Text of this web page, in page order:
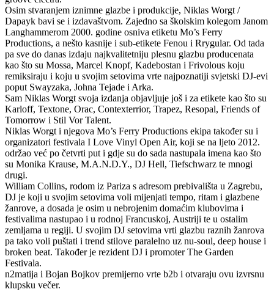
Osim stvaranjem iznimne glazbe i produkcije, Niklas Worgt /
Dapayk bavi se i izdavaštvom. Zajedno sa školskim kolegom Janom
Langhammerom 2000. godine osniva etiketu Mo’s Ferry
Productions, a nešto kasnije i sub-etikete Fenou i Rrygular. Od tada
pa sve do danas izdaju najkvalitetniju plesnu glazbu producenata
kao što su Mossa, Marcel Knopf, Kadebostan i Frivolous koju
remiksiraju i koju u svojim setovima vrte najpoznatiji svjetski DJ-evi
poput Swayzaka, Johna Tejade i Arka.
Sam Niklas Worgt svoja izdanja objavljuje još i za etikete kao što su
Karloff, Textone, Orac, Contexterrior, Trapez, Resopal, Friends of
Tomorrow i Stil Vor Talent.
Niklas Worgt i njegova Mo’s Ferry Productions ekipa također su i
organizatori festivala I Love Vinyl Open Air, koji se na ljeto 2012.
održao već po četvrti put i gdje su do sada nastupala imena kao što
su Monika Krause, M.A.N.D.Y., DJ Hell, Tiefschwarz te mnogi
drugi.
William Collins, rodom iz Pariza s adresom prebivališta u Zagrebu,
DJ je koji u svojim setovima voli mijenjati tempo, ritam i glazbene
žanrove, a dosada je osim u nebrojenim domaćim klubovima i
festivalima nastupao i u rodnoj Francuskoj, Austriji te u ostalim
zemljama u regiji. U svojim DJ setovima vrti glazbu raznih žanrova
pa tako voli puštati i trend stilove paralelno uz nu-soul, deep house i
broken beat. Također je rezident DJ i promoter The Garden
Festivala.
n2matija i Bojan Bojkov premijerno vrte b2b i otvaraju ovu izvrsnu
klupsku večer.